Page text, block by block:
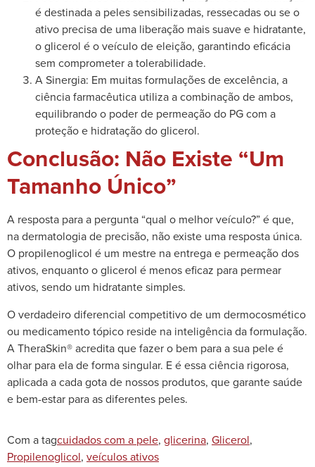
é destinada a peles sensibilizadas, ressecadas ou se o
ativo precisa de uma liberação mais suave e hidratante,
o glicerol é o veículo de eleição, garantindo eficácia
sem comprometer a tolerabilidade.
A Sinergia: Em muitas formulações de excelência, a
ciência farmacêutica utiliza a combinação de ambos,
equilibrando o poder de permeação do PG com a
proteção e hidratação do glicerol.
Conclusão: Não Existe “Um
Tamanho Único”
A resposta para a pergunta “qual o melhor veículo?” é que,
na dermatologia de precisão, não existe uma resposta única.
O propilenoglicol é um mestre na entrega e permeação dos
ativos, enquanto o glicerol é menos eficaz para permear
ativos, sendo um hidratante simples.
O verdadeiro diferencial competitivo de um dermocosmético
ou medicamento tópico reside na inteligência da formulação.
A TheraSkin® acredita que fazer o bem para a sua pele é
olhar para ela de forma singular. E é essa ciência rigorosa,
aplicada a cada gota de nossos produtos, que garante saúde
e bem-estar para as diferentes peles.
Com a tagcuidados com a pele, glicerina, Glicerol,
Propilenoglicol, veículos ativos